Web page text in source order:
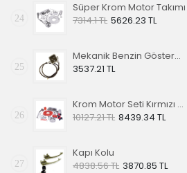
24
Süper Krom Motor Takımı
7314.1 TL 5626.23 TL
25
Mekanik Benzin Göstergesi 1962-1967 Model OE 113919029
3537.21 TL
26
Krom Motor Seti Kırmızı Süper Delüks
10127.21 TL 8439.34 TL
27
Kapı Kolu
4838.56 TL 3870.85 TL